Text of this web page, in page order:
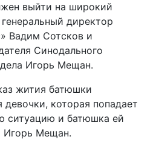
выйти на широкий
директор
Вадим Сотсков и
Синодального
Игорь Мещан.
жития батюшки
которая попадает
ситуацию и батюшка ей
Игорь Мещан.